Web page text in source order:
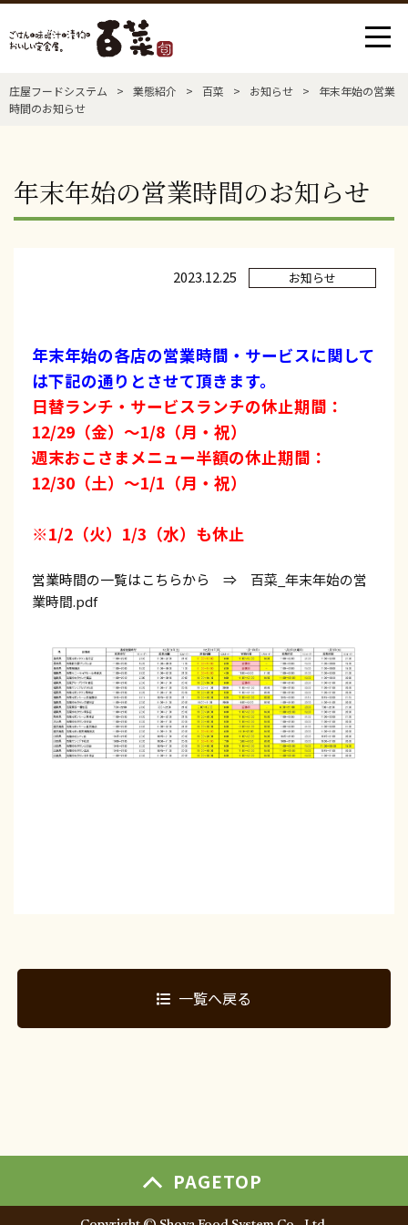
庄屋フードシステム > 業態紹介 > 百菜 > お知らせ >
年末年始の営業
時間のお知らせ
年末年始の営業時間のお知らせ
2023.12.25 お知らせ
年末年始の各店の営業時間・サービスに関して
は下記の通りとさせて頂きます。
日替ランチ・サービスランチの休止期間：
12/29（金）～1/8（月・祝）
週末おこさまメニュー半額の休止期間：
12/30（土）～1/1（月・祝）
※1/2（火）1/3（水）も休止
営業時間の一覧はこちらから ⇒ 百菜_年末年始の営
業時間.pdf
一覧へ戻る
PAGETOP